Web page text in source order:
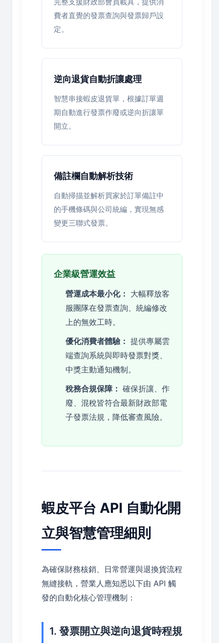
費者直覺的發票查詢與發票歸戶設
定。
逆向退貨自動折讓處理
智慧串接蝦皮退貨單，根據訂單週
期自動進行發票作廢或逆向折讓單
開立。
備註欄自動解析技術
自動掃描並解析買家於訂單備註中
的手機條碼與公司統編，實現無感
變更三聯式發票。
企業級營運效益
營運成本最小化： 大幅釋放客
服團隊在發票查詢、統編修改
上的無效工時。
優化消費者體驗： 提供專屬雲
端查詢系統與即時發票對獎、
中獎主動通知機制。
稅務合規保障： 確保折讓、作
廢、混稅皆符合最新財政部電
子發票法規，降低審查風險。
蝦皮平台 API 自動化開
立與智慧管理細則
為確保財務核銷、日常營運與退換貨流程
無縫接軌，營業人應知悉以下由 API 觸
發的自動化核心管理機制：
1. 發票開立與逆向退貨時程規